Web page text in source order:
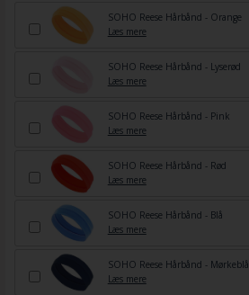
SOHO Reese Hårbånd - Orange
Læs mere
SOHO Reese Hårbånd - Lyserød
Læs mere
SOHO Reese Hårbånd - Pink
Læs mere
SOHO Reese Hårbånd - Rød
Læs mere
SOHO Reese Hårbånd - Blå
Læs mere
SOHO Reese Hårbånd - Mørkeblå
Læs mere